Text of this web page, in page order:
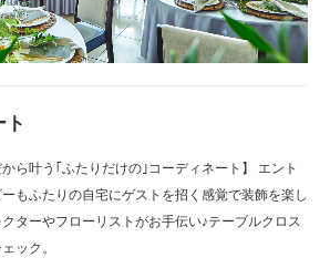
ト
から叶う｢ふたりだけの｣コーディネート】 エント
もふたりの自宅にゲストを招く感覚で装飾を楽し
ターやフローリストがお手伝い♪テーブルクロス
ック。